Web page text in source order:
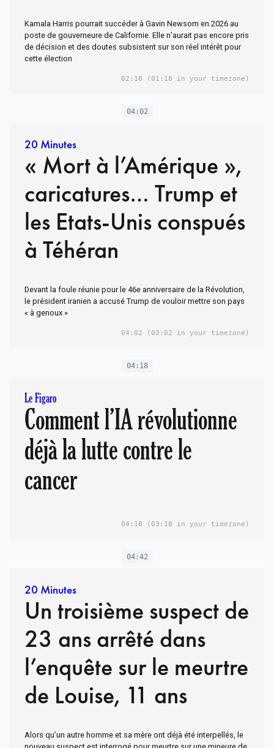
Kamala Harris pourrait succéder à Gavin Newsom en 2026 au
poste de gouverneure de Californie. Elle n’aurait pas encore pris
de décision et des doutes subsistent sur son réel intérêt pour
cette élection
02:18 (01:18 in your timezone)
04:02
20 Minutes
« Mort à l’Amérique »,
caricatures… Trump et
les Etats-Unis conspués
à Téhéran
Devant la foule réunie pour le 46e anniversaire de la Révolution,
le président iranien a accusé Trump de vouloir mettre son pays
« à genoux »
04:02 (03:02 in your timezone)
04:18
Le Figaro
Comment l’IA révolutionne
déjà la lutte contre le
cancer
04:18 (03:18 in your timezone)
04:42
20 Minutes
Un troisième suspect de
23 ans arrêté dans
l’enquête sur le meurtre
de Louise, 11 ans
Alors qu’un autre homme et sa mère ont déjà été interpellés, le